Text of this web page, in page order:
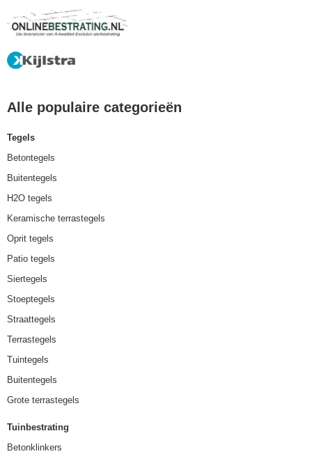
Alle populaire categorieën
Tegels
Betontegels
Buitentegels
H2O tegels
Keramische terrastegels
Oprit tegels
Patio tegels
Siertegels
Stoeptegels
Straattegels
Terrastegels
Tuintegels
Buitentegels
Grote terrastegels
Tuinbestrating
Betonklinkers